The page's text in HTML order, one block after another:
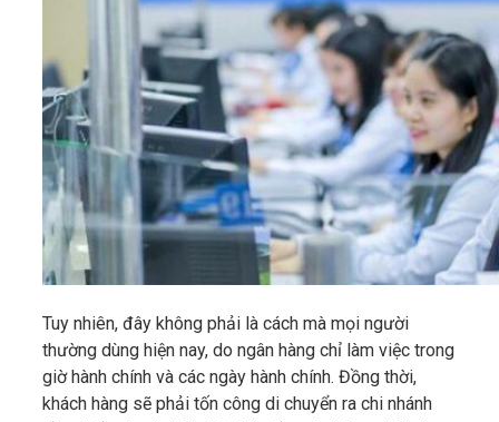
Tuy nhiên, đây không phải là cách mà mọi người
thường dùng hiện nay, do ngân hàng chỉ làm việc trong
giờ hành chính và các ngày hành chính. Đồng thời,
khách hàng sẽ phải tốn công di chuyển ra chi nhánh